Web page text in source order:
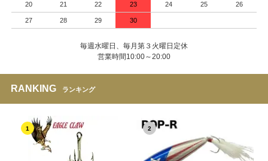
20 21 22 23 24 25 26
27 28 29 30
毎週水曜日、毎月第３火曜日定休
営業時間10:00～20:00
RANKING ランキング
1 2